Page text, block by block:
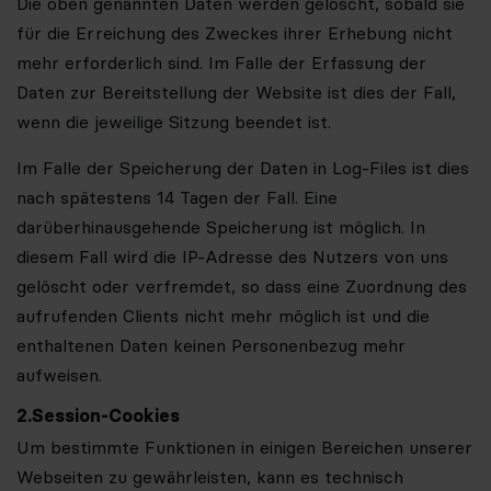
für die Erreichung des Zweckes ihrer Erhebung nicht
mehr erforderlich sind. Im Falle der Erfassung der
Daten zur Bereitstellung der Website ist dies der Fall,
wenn die jeweilige Sitzung beendet ist.
Im Falle der Speicherung der Daten in Log-Files ist dies
nach spätestens 14 Tagen der Fall. Eine
darüberhinausgehende Speicherung ist möglich. In
diesem Fall wird die IP-Adresse des Nutzers von uns
gelöscht oder verfremdet, so dass eine Zuordnung des
aufrufenden Clients nicht mehr möglich ist und die
enthaltenen Daten keinen Personenbezug mehr
aufweisen.
2.Session-Cookies
Um bestimmte Funktionen in einigen Bereichen unserer
Webseiten zu gewährleisten, kann es technisch